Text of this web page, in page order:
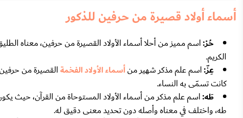
أسماء أولاد قصيرة من حرفين للذكور
حُرْ:اسم مميز من أحلا أسماء الأولاد القصيرة من حرفين، معناه
الكريم.
عِزّ:اسم علم مذكر شهير منأسماء الأولاد الفخمةالقصيرة من
كانت تسمّى به النساء.
طَه:اسم علم مذكر من أسماء الأولاد المستوحاة من القرآن، حيث
طه، واختلف في معناه وأصله دون تحديد معنى دقيق له.